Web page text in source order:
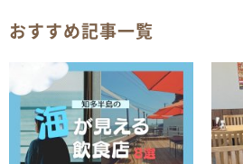
おすすめ記事一覧